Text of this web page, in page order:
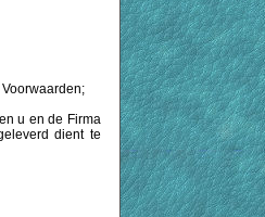
u en de Firma
dient te